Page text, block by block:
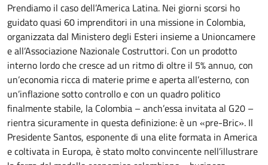
Prendiamo il caso dell’America Latina. Nei giorni scorsi ho
guidato quasi 60 imprenditori in una missione in Colombia,
organizzata dal Ministero degli Esteri insieme a Unioncamere
e all’Associazione Nazionale Costruttori. Con un prodotto
interno lordo che cresce ad un ritmo di oltre il 5% annuo, con
un’economia ricca di materie prime e aperta all’esterno, con
un’inflazione sotto controllo e con un quadro politico
finalmente stabile, la Colombia – anch’essa invitata al G20 –
rientra sicuramente in questa definizione: è un «pre-Bric». Il
Presidente Santos, esponente di una elite formata in America
e coltivata in Europa, è stato molto convincente nell’illustrare